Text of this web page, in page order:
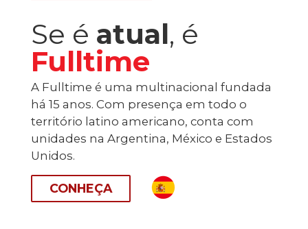
Se é atual, é
Fulltime
A Fulltime é uma multinacional fundada
há 15 anos. Com presença em todo o
território latino americano, conta com
unidades na Argentina, México e Estados
Unidos.
CONHEÇA